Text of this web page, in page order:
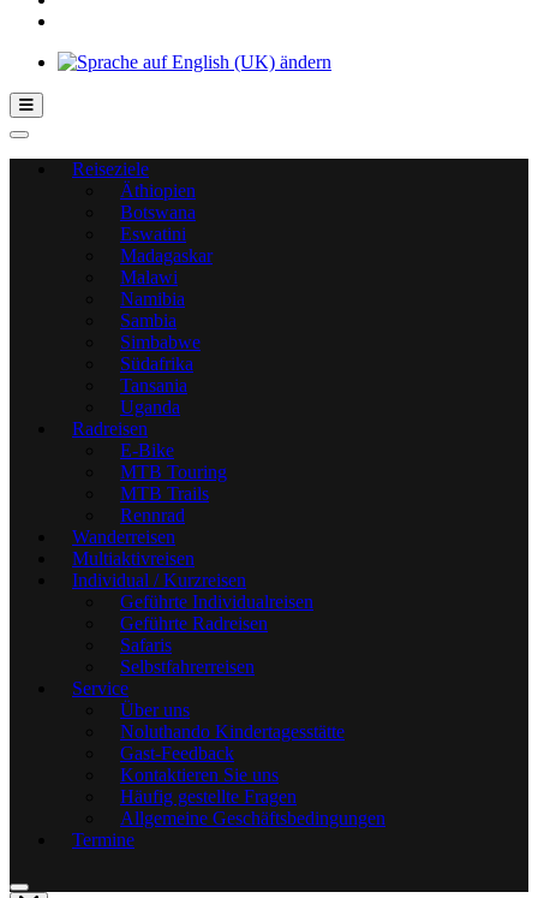
Hamburger Toggle-Menü
Reiseziele
Äthiopien
Botswana
Eswatini
Madagaskar
Malawi
Namibia
Sambia
Simbabwe
Südafrika
Tansania
Uganda
Radreisen
E-Bike
MTB Touring
MTB Trails
Rennrad
Wanderreisen
Multiaktivreisen
Individual / Kurzreisen
Geführte Individualreisen
Geführte Radreisen
Safaris
Selbstfahrerreisen
Service
Über uns
Noluthando Kindertagesstätte
Gast-Feedback
Kontaktieren Sie uns
Häufig gestellte Fragen
Allgemeine Geschäftsbedingungen
Termine